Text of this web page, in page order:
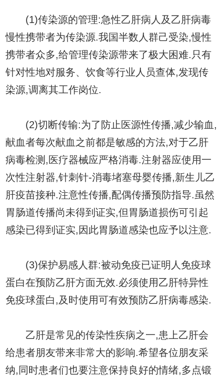
(1)传染源的管理:急性乙肝病人及乙肝病毒
慢性携带者为传染源.我国半数人群己受染,慢性
携带者众多,给管理传染源带来了极大困难.只有
针对性地对服务、饮食等行业人员查体,发现传
染源,调离其工作岗位.
(2)切断传输:为了防止医源性传播,减少输血,
献血者每次献血之前都是敏感的方法,对于乙肝
病毒检测,医疗器械应严格消毒.注射器应使用一
次性注射器,针刺针-消毒堵塞母婴传播,新生儿乙
肝疫苗接种.注意性传播,配偶传播预防指导.虽然
胃肠道传播尚未得到证实,但胃肠道损伤可引起
感染已得到证实,因此胃肠道感染也应予以注意.
(3)保护易感人群:被动免疫已证明人免疫球
蛋白在预防乙肝方面无效.必须使用乙肝特异性
免疫球蛋白,及时使用可有效预防乙肝病毒感染.
乙肝是常见的传染性疾病之一,患上乙肝会
给患者朋友带来非常大的影响.希望各位朋友采
纳,同时患者们也要注意保持良好的情绪,多点锻